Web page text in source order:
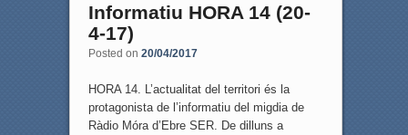
Informatiu HORA 14 (20-
4-17)
Posted on 20/04/2017
HORA 14. L’actualitat del territori és la
protagonista de l’informatiu del migdia de
Ràdio Móra d’Ebre SER. De dilluns a